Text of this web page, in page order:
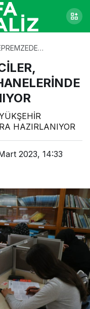
HAZIRLANIYOR
2023, 14:33
0